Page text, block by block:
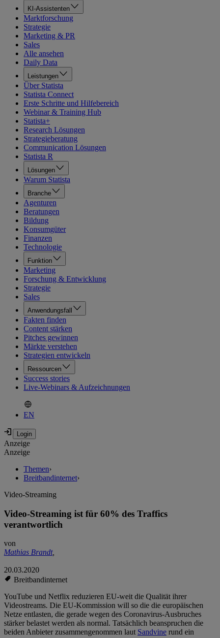
KI-Assistenten
Marktforschung
Strategie
Marketing & PR
Sales
Alle ansehen
Daily Data
Leistungen
Über Statista
Statista Connect
Erste Schritte und Hilfebereich
Webinar & Training Hub
Statista+
Research Lösungen
Strategieberatung
Communication Lösungen
Statista R
Lösungen
Warum Statista
Branche
Agenturen
Beratungen
Bildung
Konsumgüter
Finanzen
Technologie
Funktion
Marketing
Forschung & Entwicklung
Strategie
Sales
Anwendungsfall
Fakten finden
Content stärken
Pitches gewinnen
Märkte verstehen
Strategien entwickeln
Ressourcen
Success stories
Live-Webinars & Aufzeichnungen
EN
Anzeige
Anzeige
Themen›
Breitbandinternet›
Video-Streaming
Video-Streaming ist für 60% des Traffics
verantwortlich
von
Mathias Brandt,
20.03.2020
Breitbandinternet
YouTube und Netflix reduzieren EU-weit die Qualität ihrer
Videostreams. Die EU-Kommission will so die die europäischen
Netze entlasten, die gerade wegen des Coronavirus-Ausbruches
stärker belastet werden als normal. Tatsächlich beanspruchen die
beiden Anbieter zusammengenommen laut Sandvine rund ein